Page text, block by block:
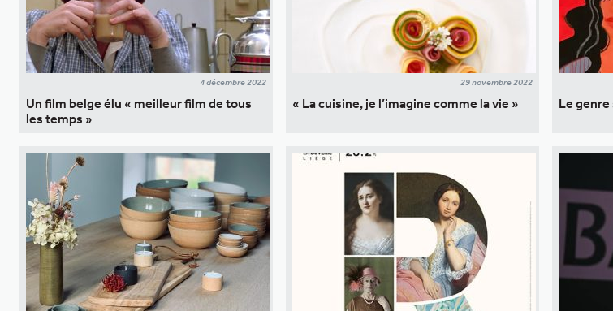
4 décembre 2022
Un film belge élu « meilleur film de tous
les temps »
29 novembre 2022
« La cuisine, je l’imagine comme la vie » Le